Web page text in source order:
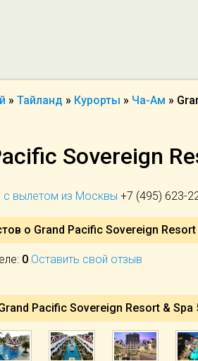
» Тайланд » Курорты » Ча-Ам »
Sovereign
с вылетом из Москвы +7 (495) 623-
о Grand Pacific Sovereign Resort
0 Оставить свой отзыв
Pacific Sovereign Resort & Spa